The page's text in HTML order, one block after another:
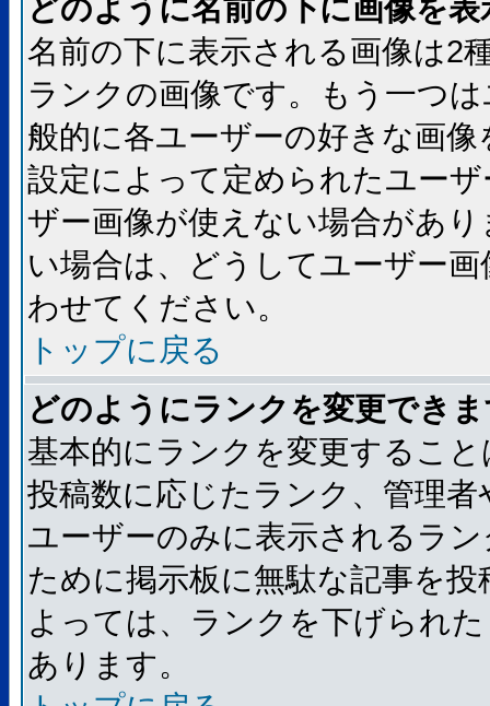
どのように名前の下に画像を
名前の下に表示される画像は2
ランクの画像です。もう一つ
般的に各ユーザーの好きな画
設定によって定められたユー
ザー画像が使えない場合があ
い場合は、どうしてユーザー
わせてください。
トップに戻る
どのようにランクを変更でき
基本的にランクを変更するこ
投稿数に応じたランク、管理
ユーザーのみに表示されるラ
ために掲示板に無駄な記事を
よっては、ランクを下げられ
あります。